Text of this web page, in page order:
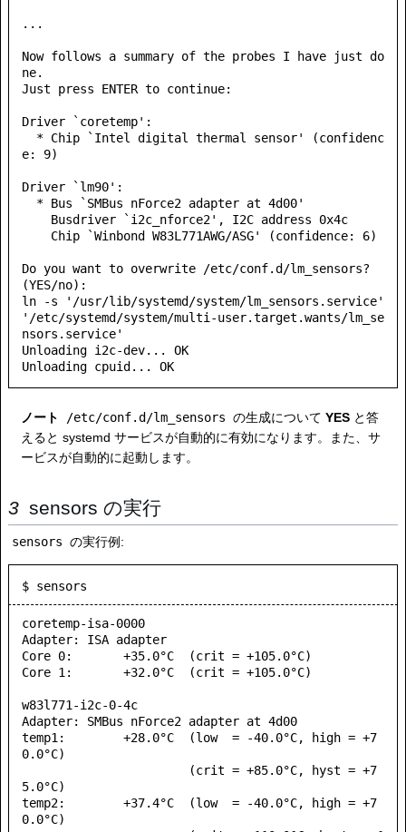
...
Now follows a summary of the probes I have just do
ne.
Just press ENTER to continue:
Driver `coretemp':
e: 9)
Driver `lm90':
Do you want to overwrite /etc/conf.d/lm_sensors?
(YES/no):
ln -s '/usr/lib/systemd/system/lm_sensors.service'
'/etc/systemd/system/multi-user.target.wants/lm_se
nsors.service'
Unloading i2c-dev... OK
ノート /etc/conf.d/lm_sensors の生成についてYES と答
えると systemd サービスが自動的に有効になります。また、サ
ービスが自動的に起動します。
sensors の実行
sensors の実行例:
$ sensors
coretemp-isa-0000
Adapter: ISA adapter
Core 0:       +35.0°C  (crit = +105.0°C)
Core 1:       +32.0°C  (crit = +105.0°C)
w83l771-i2c-0-4c
Adapter: SMBus nForce2 adapter at 4d00
temp1:        +28.0°C  (low  = -40.0°C, high = +7
0.0°C)
5.0°C)
temp2:        +37.4°C  (low  = -40.0°C, high = +7
0.0°C)